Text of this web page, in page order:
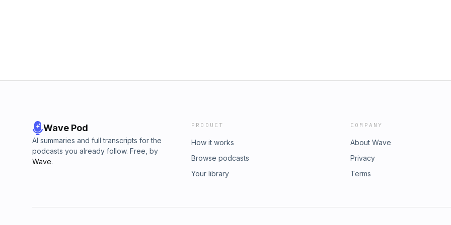
Ich freu mich richtig von dir zu lesen 😊 www.instagram.com/louisa.domhan
Wave Pod
AI summaries and full transcripts for the
podcasts you already follow. Free, by
Wave.
PRODUCT
How it works
Browse podcasts
Your library
COMPANY
About Wave
Privacy
Terms